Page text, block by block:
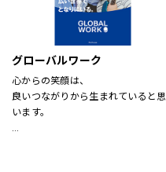
グローバルワーク
心からの笑顔は、
良いつながりから生まれていると思
います。